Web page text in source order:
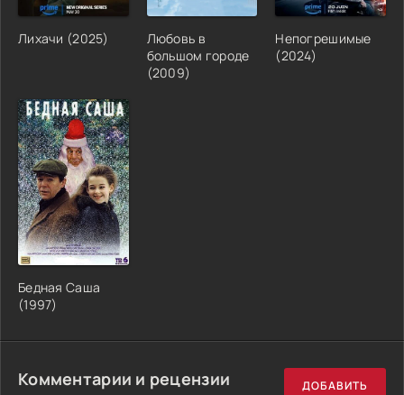
Лихачи (2025)
Любовь в
большом городе
(2009)
Непогрешимые
(2024)
Бедная Саша
(1997)
Комментарии и рецензии ДОБАВИТЬ